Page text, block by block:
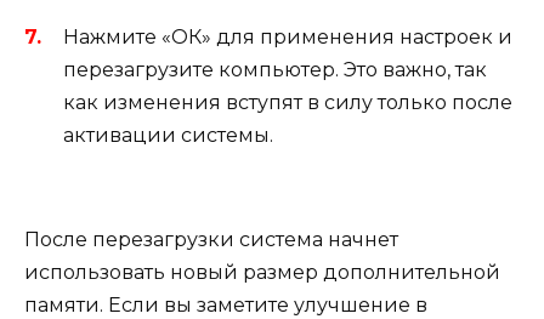
Нажмите «ОК» для применения настроек и
перезагрузите компьютер. Это важно, так
как изменения вступят в силу только после
активации системы.
После перезагрузки система начнет
использовать новый размер дополнительной
памяти. Если вы заметите улучшение в